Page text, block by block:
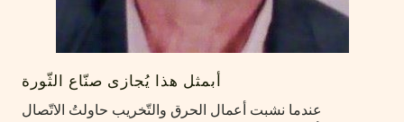
أبمثل هذا يُجازى صنّاع الثّورة
عندما نشبت أعمال الحرق والتّخريب حاولتُ الاتّصال